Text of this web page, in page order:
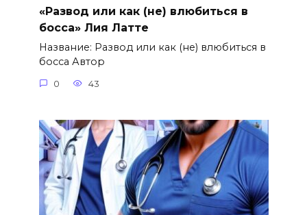
«Развод или как (не) влюбиться в
босса» Лия Латте
Название: Развод или как (не) влюбиться в
босса Автор
0 43